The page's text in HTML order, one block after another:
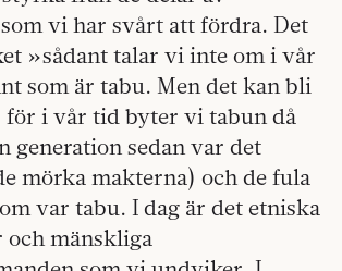
vi har svårt att fördra. Det
»sådant talar vi inte om i vår
som är tabu. Men det kan bli
i vår tid byter vi tabun då
generation sedan var det
mörka makterna) och de fula
var tabu. I dag är det etniska
mänskliga